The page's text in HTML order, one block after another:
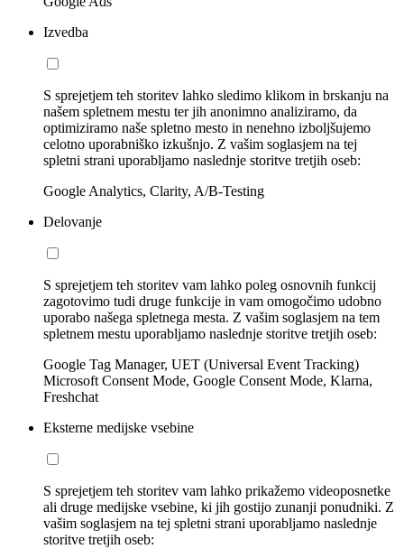
Izvedba
S sprejetjem teh storitev lahko sledimo klikom in brskanju na
našem spletnem mestu ter jih anonimno analiziramo, da
optimiziramo naše spletno mesto in nenehno izboljšujemo
celotno uporabniško izkušnjo. Z vašim soglasjem na tej
spletni strani uporabljamo naslednje storitve tretjih oseb:
Google Analytics, Clarity, A/B-Testing
Delovanje
S sprejetjem teh storitev vam lahko poleg osnovnih funkcij
zagotovimo tudi druge funkcije in vam omogočimo udobno
uporabo našega spletnega mesta. Z vašim soglasjem na tem
spletnem mestu uporabljamo naslednje storitve tretjih oseb:
Google Tag Manager, UET (Universal Event Tracking)
Microsoft Consent Mode, Google Consent Mode, Klarna,
Freshchat
Eksterne medijske vsebine
S sprejetjem teh storitev vam lahko prikažemo videoposnetke
ali druge medijske vsebine, ki jih gostijo zunanji ponudniki. Z
vašim soglasjem na tej spletni strani uporabljamo naslednje
storitve tretjih oseb: